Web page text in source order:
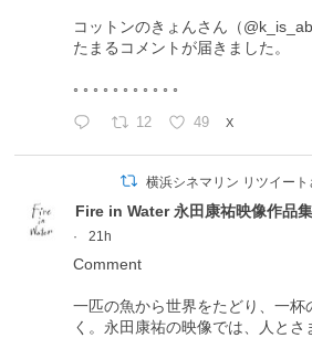
コットンのきょんさん（
たまるコメントが届きました。
◦ ◦ ◦ ◦ ◦ ◦ ◦ ◦ ◦ ◦ ◦
12 49 X
横浜シネマリン リツイート
Fire in Water 永田康祐映像作品集
·
21h
Comment
一匹の魚から世界をたどり、一杯
く。永田康祐の映像では、人とさ